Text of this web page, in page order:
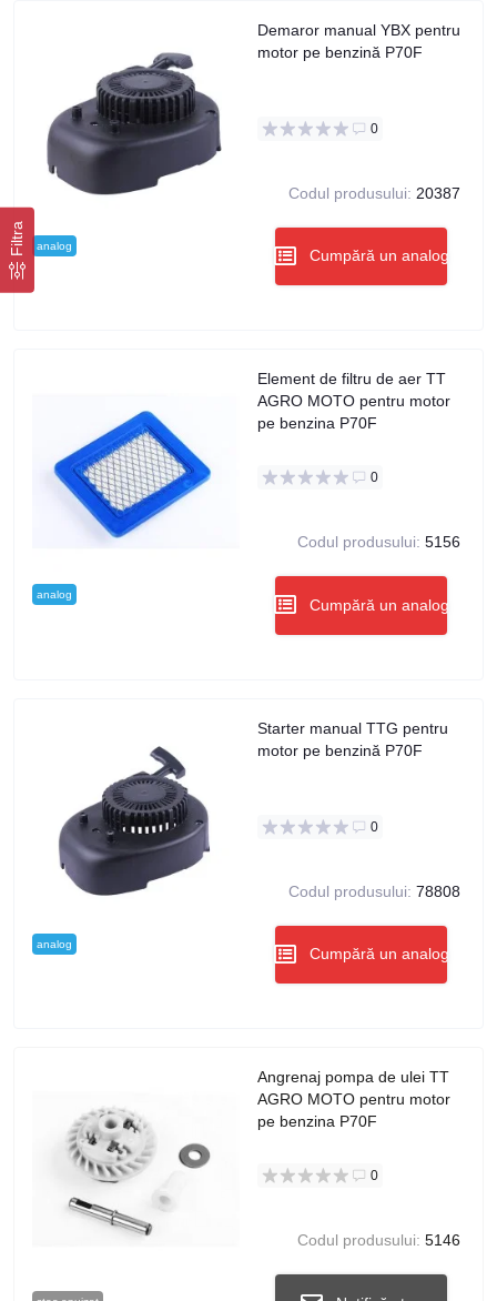
Filtra analog
Demaror manual YBX pentru
motor pe benzină P70F
0
Codul produsului: 20387
Cumpără un analog
analog
Element de filtru de aer TT
AGRO MOTO pentru motor
pe benzina P70F
0
Codul produsului: 5156
Cumpără un analog
analog
Starter manual TTG pentru
motor pe benzină P70F
0
Codul produsului: 78808
Cumpără un analog
Angrenaj pompa de ulei TT
AGRO MOTO pentru motor
pe benzina P70F
0
Codul produsului: 5146